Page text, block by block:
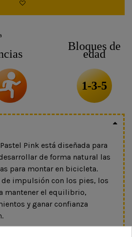
Bloques de
edad
1-3-5
Pink está diseñada para
de forma natural las
para montar en bicicleta.
de impulsión con los pies, los
mantener el equilibrio,
y ganar confianza